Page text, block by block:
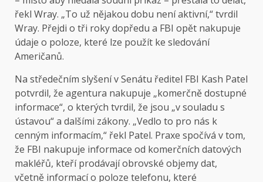
řekl Wray. „To už nějakou dobu není aktivní,“ tvrdil
Wray. Přejdi o tři roky dopředu a FBI opět nakupuje
údaje o poloze, které lze použít ke sledování
Američanů.
Na středečním slyšení v Senátu ředitel FBI Kash Patel
potvrdil, že agentura nakupuje „komerčně dostupné
informace“, o kterých tvrdil, že jsou „v souladu s
ústavou“ a dalšími zákony. „Vedlo to pro nás k
cenným informacím,“ řekl Patel. Praxe spočívá v tom,
že FBI nakupuje informace od komerčních datových
makléřů, kteří prodávají obrovské objemy dat,
včetně informací o poloze telefonu, které